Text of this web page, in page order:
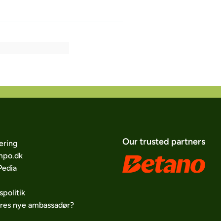
nye ambassadør?
Our trusted partners